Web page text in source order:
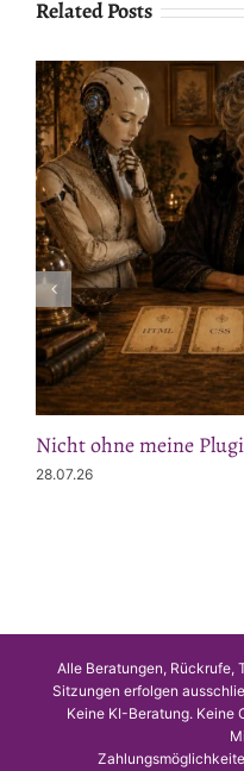
Related Posts
Nicht ohne meine
28.07.26
Alle Beratungen, Rückrufe,
Sitzungen erfolgen
Keine KI-Beratung. Keine